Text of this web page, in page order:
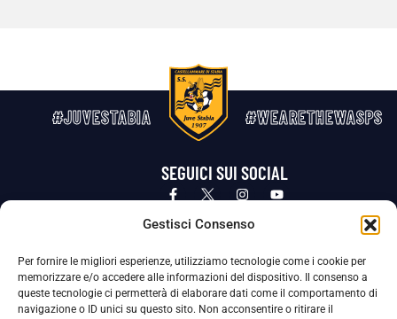
Gestisci Consenso
Per fornire le migliori esperienze, utilizziamo tecnologie come i cookie per
memorizzare e/o accedere alle informazioni del dispositivo. Il consenso a
queste tecnologie ci permetterà di elaborare dati come il comportamento di
navigazione o ID unici su questo sito. Non acconsentire o ritirare il
#JUVESTABIA #WEARETHEWASPS
SEGUICI SUI SOCIAL
Privacy Policy Cookie Policy
La Società ha nominato il Responsabile della Protezione dei Dati Personali (DPO), figura specializzata che vigila sulle modalità
adottate dalla nostra Società per tutelare i Suoi dati personali.